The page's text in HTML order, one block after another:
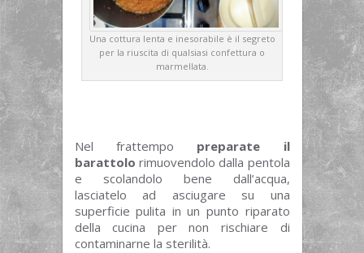
Una cottura lenta e inesorabile è il segreto
per la riuscita di qualsiasi confettura o
marmellata.
Nel frattempo preparate il
barattolo rimuovendolo dalla pentola
e scolandolo bene dall’acqua,
lasciatelo ad asciugare su una
superficie pulita in un punto riparato
della cucina per non rischiare di
contaminarne la sterilità.